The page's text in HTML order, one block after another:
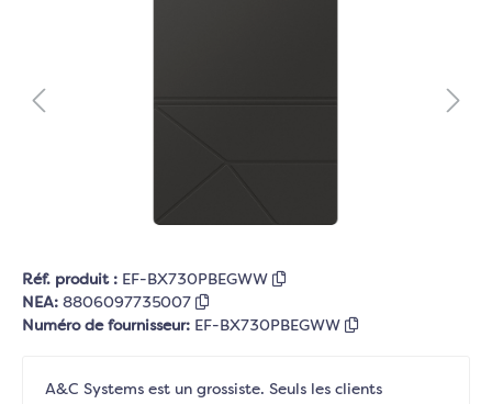
Réf. produit : EF-BX730PBEGWW
NEA: 8806097735007
Numéro de fournisseur: EF-BX730PBEGWW
A&C Systems est un grossiste. Seuls les clients